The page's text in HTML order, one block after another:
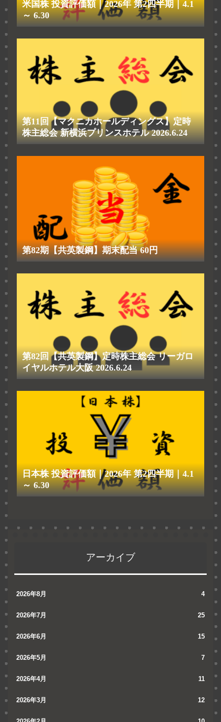
米国株 投資評価額｜2026年 第2四半期｜4.1
～ 6.30
第11回【マクニカホールディングス】定時
株主総会 新横浜プリンスホテル 2026.6.24
第82期【共英製鋼】期末配当 60円
第82回【共英製鋼】定時株主総会 リーガロ
イヤルホテル大阪 2026.6.24
日本株 投資評価額｜2026年 第2四半期｜4.1
～ 6.30
アーカイブ
2026年8月 4
2026年7月 25
2026年6月 15
2026年5月 7
2026年4月 11
2026年3月 12